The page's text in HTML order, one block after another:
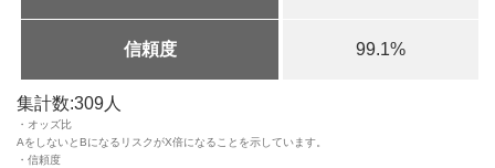
信頼度 99.1%
集計数:309人
・オッズ比
AをしないとBになるリスクがX倍になることを示しています。
・信頼度